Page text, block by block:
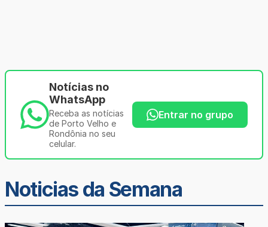
Notícias no
WhatsApp
Receba as notícias
de Porto Velho e
Rondônia no seu
celular.
Entrar no grupo
Noticias da Semana